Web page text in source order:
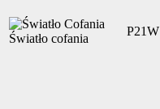
Światło cofania
P21W